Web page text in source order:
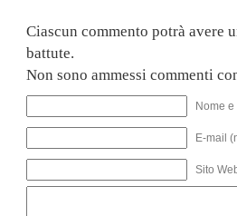
Ciascun commento potrà avere
battute.
Non sono ammessi commenti
Nome
E-mail
Sito